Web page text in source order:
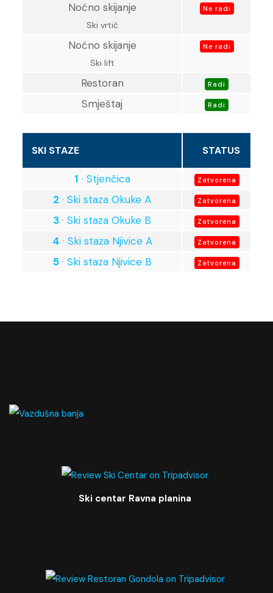
Noćno skijanje
Ski vrtić
Ne radi
Noćno skijanje
Ski lift
Ne radi
Restoran Radi
Smještaj Radi
SKI STAZE STATUS
1 · Stjenčica Zatvorena
2 · Ski staza Okuke A Zatvorena
3 · Ski staza Okuke B Zatvorena
4 · Ski staza Njivice A Zatvorena
5· Ski staza Njivice B Zatvorena
Ski centar Ravna planina